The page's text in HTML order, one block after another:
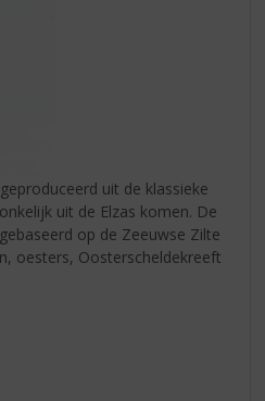
uit de klassieke
uit de Elzas komen. De
op de Zeeuwse Zilte
oesters, Oosterscheldekreeft